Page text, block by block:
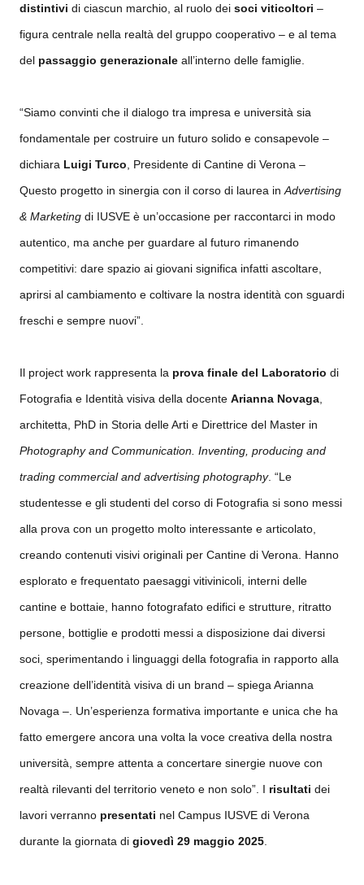
distintivi di ciascun marchio, al ruolo dei soci viticoltori –
figura centrale nella realtà del gruppo cooperativo – e al tema
del passaggio generazionale all’interno delle famiglie.
​“Siamo convinti che il dialogo tra impresa e università sia
fondamentale per costruire un futuro solido e consapevole –
dichiara Luigi Turco , Presidente di Cantine di Verona –
Questo progetto in sinergia con il corso di laurea in Advertising
& Marketing di IUSVE è un’occasione per raccontarci in modo
autentico, ma anche per guardare al futuro rimanendo
competitivi: dare spazio ai giovani significa infatti ascoltare,
aprirsi al cambiamento e coltivare la nostra identità con sguardi
freschi e sempre nuovi”.
​Il project work rappresenta la prova finale del Laboratorio di
Fotografia e Identità visiva della docente Arianna Novaga
architetta, PhD in Storia delle Arti e Direttrice del Master in
Photography and Communication. Inventing, producing and
trading commercial and advertising photography. “Le
studentesse e gli studenti del corso di Fotografia si sono messi
alla prova con un progetto molto interessante e articolato,
creando contenuti visivi originali per Cantine di Verona. Hanno
esplorato e frequentato paesaggi vitivinicoli, interni delle
cantine e bottaie, hanno fotografato edifici e strutture, ritratto
persone, bottiglie e prodotti messi a disposizione dai diversi
soci, sperimentando i linguaggi della fotografia in rapporto alla
creazione dell’identità visiva di un brand – spiega Arianna
Novaga –. Un’esperienza formativa importante e unica che ha
fatto emergere ancora una volta la voce creativa della nostra
università, sempre attenta a concertare sinergie nuove con
realtà rilevanti del territorio veneto e non solo”. I risultati dei
lavori verranno presentati nel Campus IUSVE di Verona
durante la giornata di giovedì 29 maggio 2025